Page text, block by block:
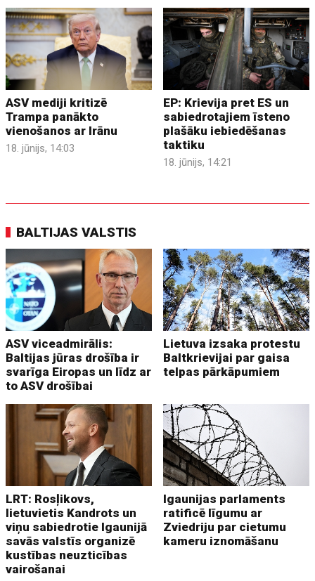
ASV mediji kritizē
Trampa panākto
vienošanos ar Irānu
18. jūnijs, 14:03
EP: Krievija pret ES un
sabiedrotajiem īsteno
plašāku iebiedēšanas
taktiku
18. jūnijs, 14:21
BALTIJAS VALSTIS
ASV viceadmirālis:
Baltijas jūras drošība ir
svarīga Eiropas un līdz ar
to ASV drošībai
Lietuva izsaka protestu
Baltkrievijai par gaisa
telpas pārkāpumiem
LRT: Rosļikovs,
lietuvietis Kandrots un
viņu sabiedrotie Igaunijā
savās valstīs organizē
kustības neuzticības
vairošanai
Igaunijas parlaments
ratificē līgumu ar
Zviedriju par cietumu
kameru iznomāšanu